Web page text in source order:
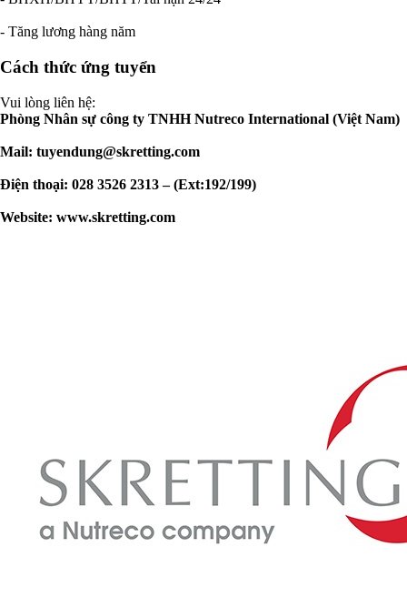
- Tăng lương hàng năm
Cách thức ứng tuyển
Vui lòng liên hệ:
Phòng Nhân sự công ty TNHH Nutreco International (Việt Nam)
Mail: tuyendung@skretting.com
Điện thoại: 028 3526 2313 – (Ext:192/199)
Website: www.skretting.com